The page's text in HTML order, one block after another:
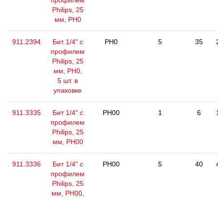
Philips, 25
мм, РН0
911.2394
Бит 1/4" с
профилем
Philips, 25
мм, РН0,
5 шт. в
упаковке
PH0 5 35
911.3335
Бит 1/4" с
профилем
Philips, 25
мм, РН00
PH00 1 6
911.3336
Бит 1/4" с
профилем
Philips, 25
мм, РН00,
PH00 5 40